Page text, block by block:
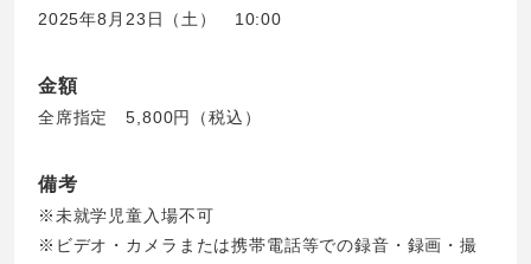
2025年8月23日（土） 10:00
金額
全席指定 5,800円（税込）
備考
※未就学児童入場不可
※ビデオ・カメラまたは携帯電話等での録音・録画・撮